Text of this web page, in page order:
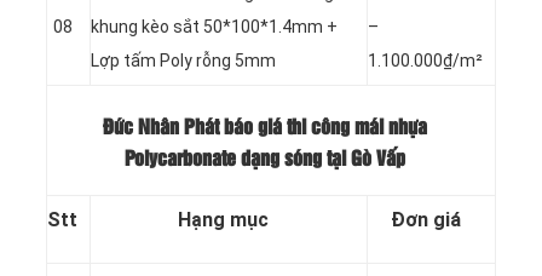
08
khung kèo sắt 50*100*1.4mm +
Lợp tấm Poly rỗng 5mm
–
1.100.000₫/m²
Đức Nhân Phát báo giá thi công mái nhựa
Polycarbonate dạng sóng tại Gò Vấp
Stt Hạng mục Đơn giá